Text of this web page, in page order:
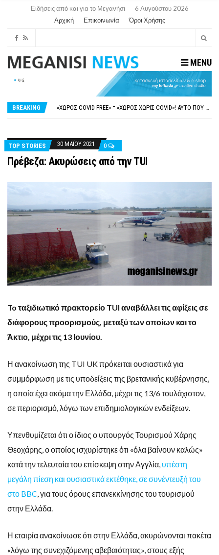
Ειδήσεις από και για το Μεγανήσι
6 Αυγούστου 2026
Αρχική
Επικοινωνία Όροι Χρήσης
MENU
BREAKING
ΝΥΔΡΊ:ΠΙΆΣΤΗΚΑΝ ΣΤΟ ΞΎΛΟ ΟΙ ΙΔΙΟΚΤΉΤΕΣ ΤΟΥΡΙΣΤΙΚΏΝ ΣΚΑΦΏΝ.
«ΧΏΡΟΣ COVID FREE» = «ΧΏΡΟΣ ΧΩΡΊΣ COVID»! ΑΥΤΌ ΠΟΥ ΚΑΝΕΊΣ ΔΕΝ ΈΧΕΙ ΤΟΛΜΉΣΕΙ ΝΑ ΡΩΤΉΣΕΙ
ΠΕΡΊ ΑΝΑΣΤΟΛΉΣ ΝΗΠΙΑΓΩΓΕΊΩΝ ΣΤΗ ΛΕΥΚΆΔΑ
TOP STORIES
30 ΜΑΪ́ΟΥ 2021 0
Πρέβεζα: Ακυρώσεις από την TUI
To ταξιδιωτικό πρακτορείο TUI αναβάλλει τις αφίξεις σε
διάφορους προορισμούς, μεταξύ των οποίων και το
Άκτιο, μέχρι τις 13 Ιουνίου.
Η ανακοίνωση της TUI UK πρόκειται ουσιαστικά για
συμμόρφωση με τις υποδείξεις της βρετανικής κυβέρνησης,
η οποία έχει ακόμα την Ελλάδα, μέχρι τις 13/6 τουλάχιστον,
σε περιορισμό, λόγω των επιδημιολογικών ενδείξεων.
Υπενθυμίζεται ότι ο ίδιος ο υπουργός Τουρισμού Χάρης
Θεοχάρης, ο οποίος ισχυρίστηκε ότι «όλα βαίνουν καλώς»
κατά την τελευταία του επίσκεψη στην Αγγλία, υπέστη
μεγάλη πίεση και ουσιαστικά εκτέθηκε, σε συνέντευξή του
στο BBC , για τους όρους επανεκκίνησης του τουρισμού
στην Ελλάδα.
Η εταιρία ανακοίνωσε ότι στην Ελλάδα, ακυρώνονται πακέτα
«λόγω της συνεχιζόμενης αβεβαιότητας», στους εξής